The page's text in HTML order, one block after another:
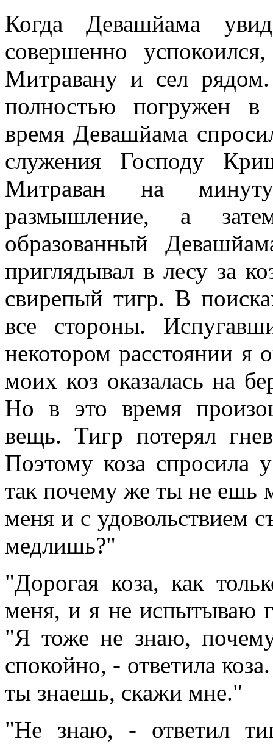
Когда Девашйама
совершенно
Митравану и сел
полностью погружен в
время Девашйама
служения Господу
Митраван на
размышление, а
образованный
приглядывал в лесу за
свирепый тигр. В
все стороны.
некотором расстоянии я
моих коз оказалась на
Но в это время
вещь. Тигр потерял
Поэтому коза
так почему же ты не ешь
меня и с удовольствием
медлишь?"
"Дорогая коза, как
меня, и я не испытываю
"Я тоже не знаю,
спокойно, - ответила
ты знаешь, скажи мне."
"Не знаю, - ответил